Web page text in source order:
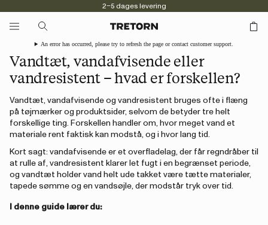
2–5 dages levering
An error has occurred, please try to refresh the page or contact customer support.
Vandtæt, vandafvisende eller
vandresistent – hvad er forskellen?
Vandtæt, vandafvisende og vandresistent bruges ofte i flæng
på tøjmærker og produktsider, selvom de betyder tre helt
forskellige ting. Forskellen handler om, hvor meget vand et
materiale rent faktisk kan modstå, og i hvor lang tid.
Kort sagt: vandafvisende er et overfladelag, der får regndråber til
at rulle af, vandresistent klarer let fugt i en begrænset periode,
og vandtæt holder vand helt ude takket være tætte materialer,
tapede sømme og en vandsøjle, der modstår tryk over tid.
I denne guide lærer du: